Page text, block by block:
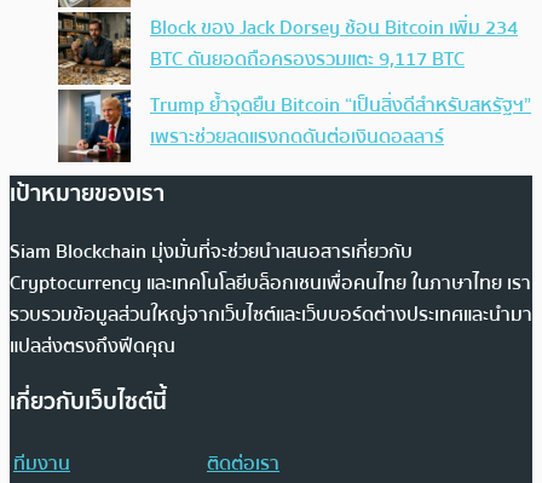
Block ของ Jack Dorsey ช้อน Bitcoin เพิ่ม 234
BTC ดันยอดถือครองรวมแตะ 9,117 BTC
Trump ย้ำจุดยืน Bitcoin “เป็นสิ่งดีสำหรับสหรัฐฯ”
เพราะช่วยลดแรงกดดันต่อเงินดอลลาร์
เป้าหมายของเรา
Siam Blockchain มุ่งมั่นที่จะช่วยนำเสนอสารเกี่ยวกับ
Cryptocurrency และเทคโนโลยีบล็อกเชนเพื่อคนไทย ในภาษาไทย เรา
รวบรวมข้อมูลส่วนใหญ่จากเว็บไซต์และเว็บบอร์ดต่างประเทศและนำมา
แปลส่งตรงถึงฟีดคุณ
เกี่ยวกับเว็บไซต์นี้
ทีมงาน
ติดต่อเรา